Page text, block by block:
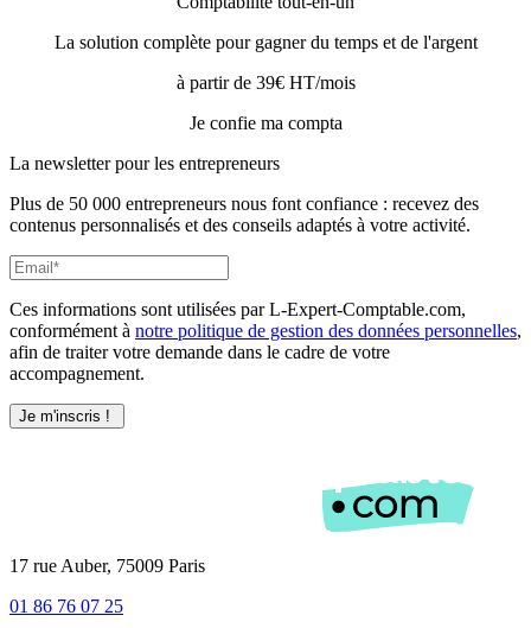
La solution complète pour gagner du temps et de l'argent
à partir de 39€ HT/mois
Je confie ma compta
La newsletter pour les entrepreneurs
Plus de 50 000 entrepreneurs nous font confiance : recevez des
contenus personnalisés et des conseils adaptés à votre activité.
Ces informations sont utilisées par L-Expert-Comptable.com,
conformément à notre politique de gestion des données personnelles,
afin de traiter votre demande dans le cadre de votre
accompagnement.
17 rue Auber, 75009 Paris
01 86 76 07 25